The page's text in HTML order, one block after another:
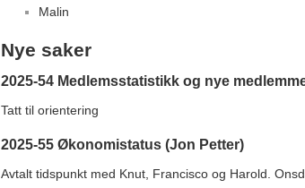
Malin
Nye saker
2025-54 Medlemsstatistikk og nye
Tatt til orientering
2025-55 Økonomistatus (Jon Petter)
Avtalt tidspunkt med Knut, Francisco og Harold.